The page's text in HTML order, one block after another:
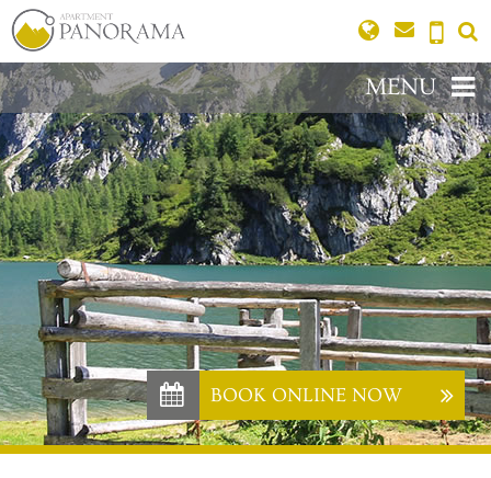
MENU
BOOK ONLINE NOW